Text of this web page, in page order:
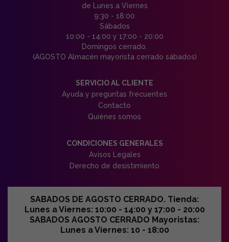
de Lunes a Viernes
9:30 - 18:00
Sábados
10:00 - 14:00 y 17:00 - 20:00
Domingos cerrado.
(AGOSTO Almacén mayorista cerrado sábados)
SERVICIO AL CLIENTE
Ayuda y preguntas frecuentes
Contacto
Quiénes somos
CONDICIONES GENERALES
Avisos Legales
Derecho de desistimiento
SABADOS DE AGOSTO CERRADO. Tienda:
Lunes a Viernes: 10:00 - 14:00 y 17:00 - 20:00
SABADOS AGOSTO CERRADO Mayoristas:
Lunes a Viernes: 10 - 18:00